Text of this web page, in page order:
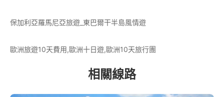
保加利亞羅馬尼亞旅遊_東巴爾干半島風情遊
歐洲旅遊10天費用,歐洲十日遊,歐洲10天旅行團
相關線路